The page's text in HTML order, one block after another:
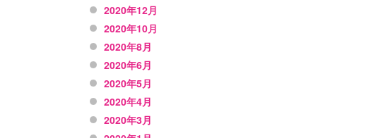
2020年12月
2020年10月
2020年8月
2020年6月
2020年5月
2020年4月
2020年3月